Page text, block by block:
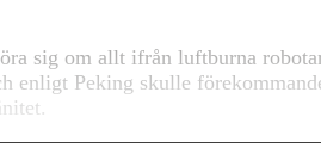
sig om allt ifrån luftburna
enligt Peking skulle